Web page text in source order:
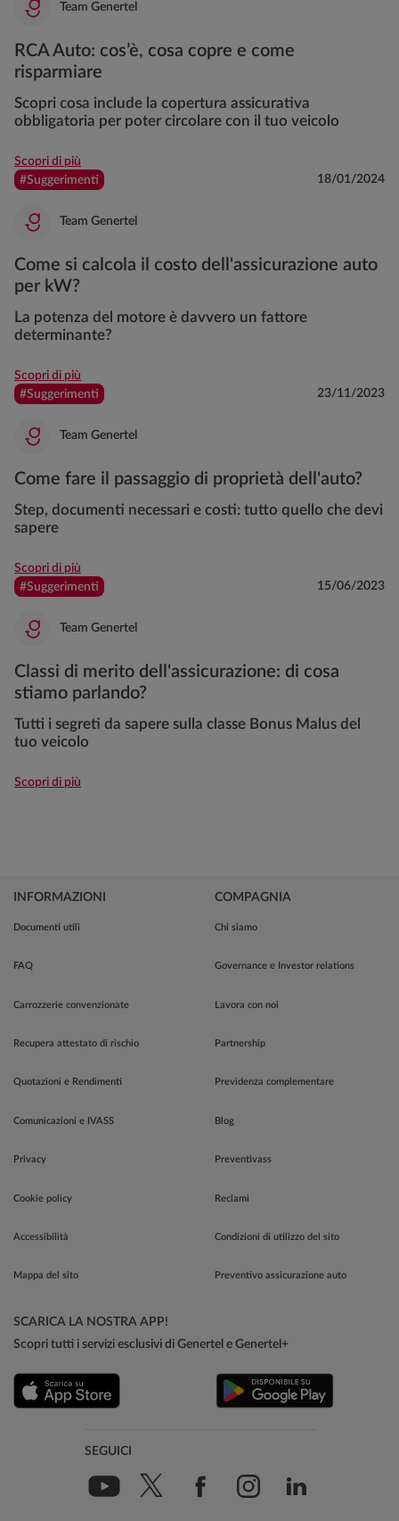
Team Genertel
RCA Auto: cos’è, cosa copre e come
risparmiare
Scopri cosa include la copertura assicurativa
obbligatoria per poter circolare con il tuo veicolo
Scopri di più
#Suggerimenti
18/01/2024
Team Genertel
Come si calcola il costo dell'assicurazione auto
per kW?
La potenza del motore è davvero un fattore
determinante?
Scopri di più
#Suggerimenti
23/11/2023
Team Genertel
Come fare il passaggio di proprietà dell'auto?
Step, documenti necessari e costi: tutto quello che devi
sapere
Scopri di più
#Suggerimenti
15/06/2023
Team Genertel
Classi di merito dell'assicurazione: di cosa
stiamo parlando?
Tutti i segreti da sapere sulla classe Bonus Malus del
tuo veicolo
Scopri di più
INFORMAZIONI
Documenti utili
FAQ
Carrozzerie convenzionate
Recupera attestato di rischio
Quotazioni e Rendimenti
Comunicazioni e IVASS
Privacy
Cookie policy
Accessibilità
Mappa del sito
COMPAGNIA
Chi siamo
Governance e Investor relations
Lavora con noi
Partnership
Previdenza complementare
Blog
Preventivass
Reclami
Condizioni di utilizzo del sito
Preventivo assicurazione auto
SCARICA LA NOSTRA APP!
Scopri tutti i servizi esclusivi di Genertel e Genertel+
SEGUICI